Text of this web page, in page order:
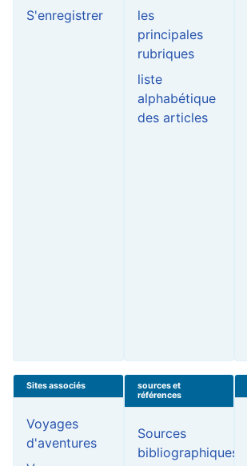
S'enregistrer
les
principales
rubriques
liste
alphabétique
des articles
Sites associés
Voyages
d'aventures
sources et
références
Sources
bibliographiques